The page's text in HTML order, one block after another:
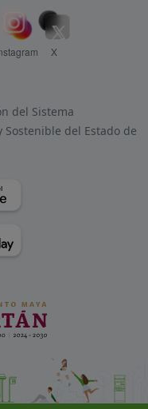
X
del Sistema
del Estado de